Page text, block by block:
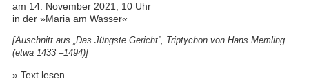
am 14. November 2021, 10 Uhr
in der »Maria am Wasser«
[Auschnitt aus „Das Jüngste Gericht”, Triptychon von Hans Memling
(etwa 1433 –1494)]
» Text lesen